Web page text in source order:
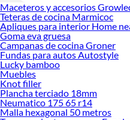
Maceteros y accesorios
Teteras de cocina Marmicoc
Apliques para interior Home
Goma eva gruesa
Campanas de cocina Groner
Fundas para autos Autostyle
Lucky bamboo
Muebles
Knot filler
Plancha terciado 18mm
Neumatico 175 65 r14
Malla hexagonal 50 metros